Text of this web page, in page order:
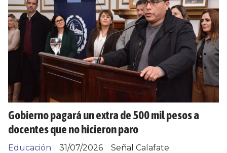
Gobierno pagará un extra de 500 mil pesos a
docentes que no hicieron paro
Señal Calafate
Educación
31/07/2026